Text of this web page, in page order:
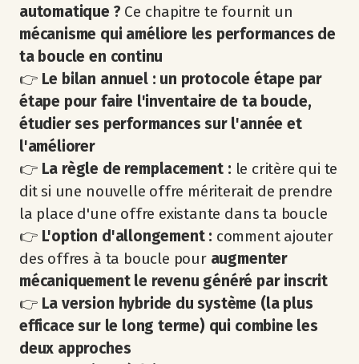
automatique ? Ce chapitre te fournit un
mécanisme qui améliore les performances de
ta boucle en continu
👉 Le bilan annuel : un protocole étape par
étape pour faire l'inventaire de ta boucle,
étudier ses performances sur l'année et
l'améliorer
👉 La règle de remplacement : le critère qui te
dit si une nouvelle offre mériterait de prendre
la place d'une offre existante dans ta boucle
👉 L'option d'allongement : comment ajouter
des offres à ta boucle pour augmenter
mécaniquement le revenu généré par inscrit
👉 La version hybride du système (la plus
efficace sur le long terme) qui combine les
deux approches